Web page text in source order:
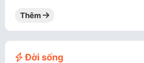
Thêm
Đời sống